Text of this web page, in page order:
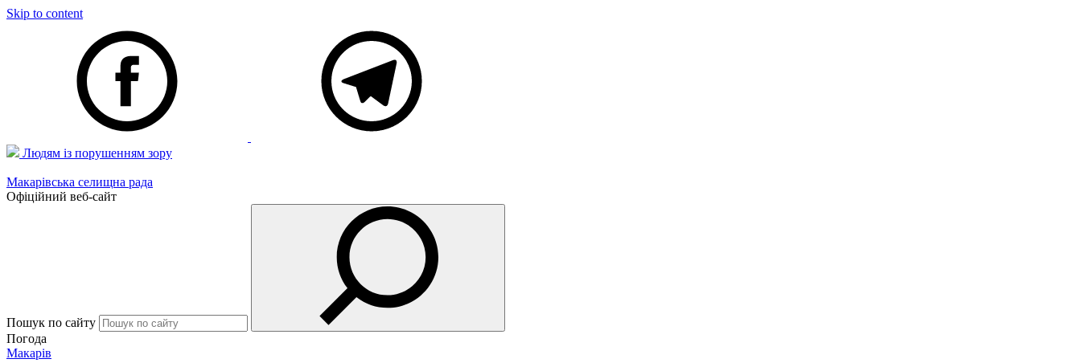
Skip to content
Людям із порушенням зору
Макарівська селищна рада
Офіційний веб-сайт
Пошук по сайту
Погода
Макарів